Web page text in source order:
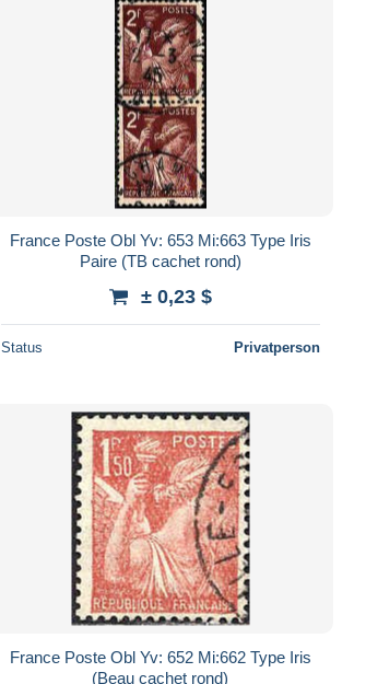
France Poste Obl Yv: 653 Mi:663 Type Iris
Paire (TB cachet rond)
± 0,23 $
Status Privatperson
France Poste Obl Yv: 652 Mi:662 Type Iris
(Beau cachet rond)